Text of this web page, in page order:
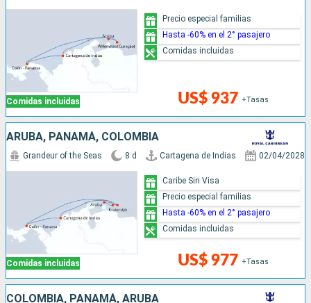
Comidas incluidas US$ 937 +Tasas
Precio especial familias
Hasta -60% en el 2° pasajero
Comidas incluidas
ARUBA, PANAMÁ, COLOMBIA
Comidas incluidas
Grandeur of the Seas 8 d Cartagena de Indias 02/04/2028
US$ 977 +Tasas
Caribe Sin Visa
Precio especial familias
Hasta -60% en el 2° pasajero
Comidas incluidas
COLOMBIA, PANAMÁ, ARUBA